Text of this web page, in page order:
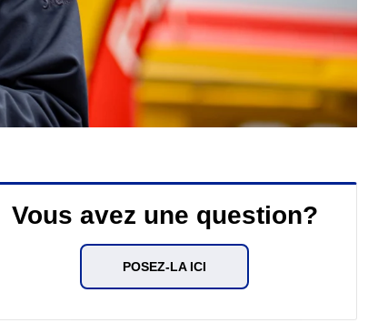
Vous avez une question?
POSEZ-LA ICI